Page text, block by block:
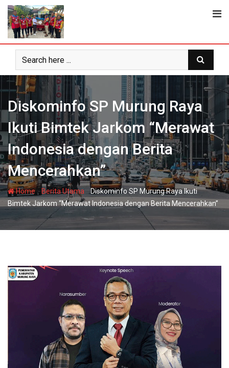
Skip
content
Diskominfo SP Murung Raya
Ikuti Bimtek Jarkom “Merawat
Indonesia dengan Berita
Mencerahkan”
Home-Berita Utama -Diskominfo SP Murung Raya Ikuti
Bimtek Jarkom “Merawat Indonesia dengan Berita Mencerahkan”